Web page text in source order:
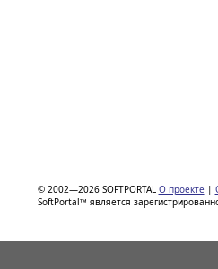
© 2002—2026 SOFTPORTAL О проекте |
SoftPortal™ является